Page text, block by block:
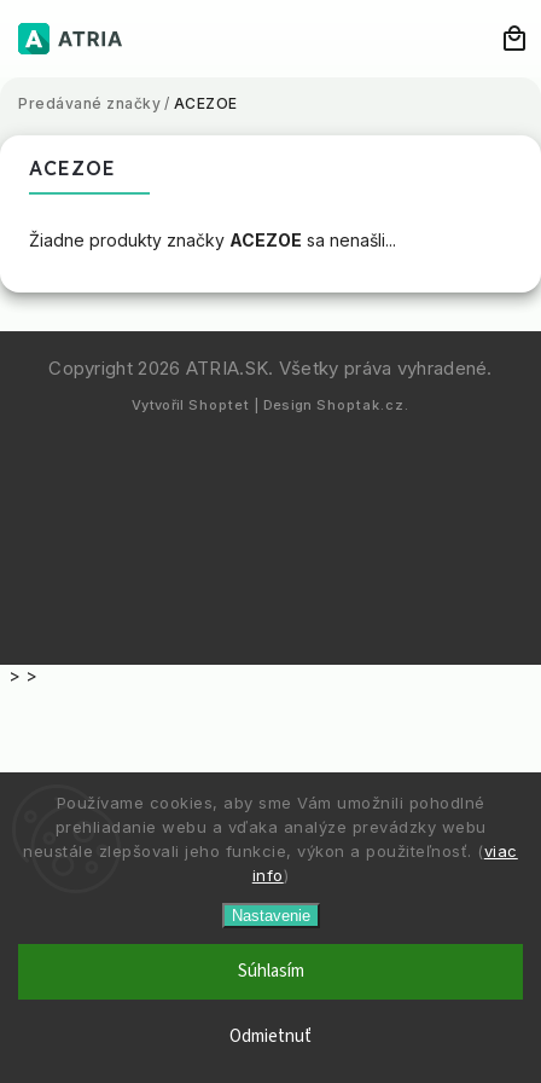
Používame cookies, aby sme Vám umožnili pohodlné
prehliadanie webu a vďaka analýze prevádzky webu
neustále zlepšovali jeho funkcie, výkon a použiteľnosť. (viac
info)
Nastavenie
Odmietnuť
Súhlasím
Predávané značky / ACEZOE
ACEZOE
Žiadne produkty značky ACEZOE sa nenašli...
Copyright 2026 ATRIA.SK. Všetky práva vyhradené.
Vytvořil Shoptet | Design Shoptak.cz.
> >